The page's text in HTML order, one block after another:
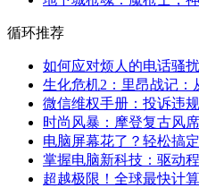
循环推荐
如何应对烦人的电话骚
生化危机2：里昂战记：
微信维权手册：投诉违
时尚风暴：摩登复古风
电脑屏幕花了？轻松搞
掌握电脑新科技：驱动
超越极限！全球最快计